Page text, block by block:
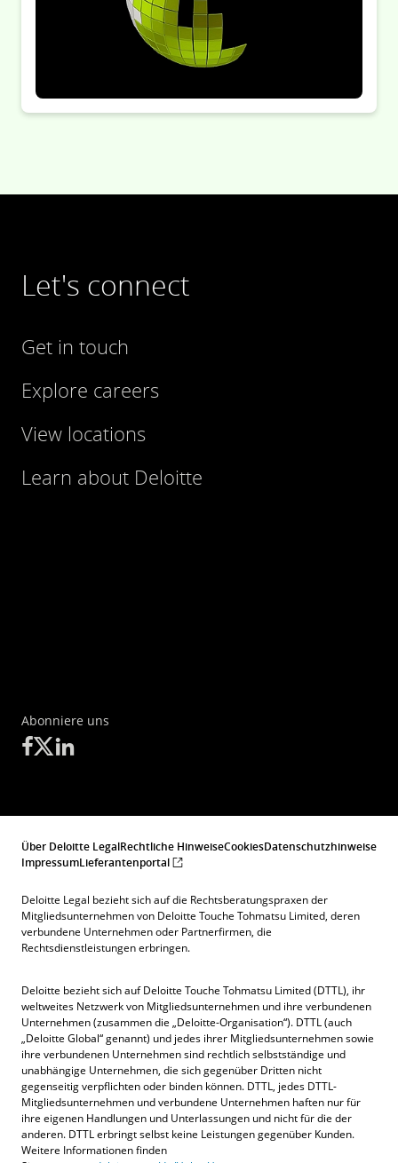
Let's connect
Get in touch
Explore careers
View locations
Learn about Deloitte
Abonniere uns
Über Deloitte LegalRechtliche HinweiseCookiesDatenschutzhinweise
ImpressumLieferantenportal
Deloitte Legal bezieht sich auf die Rechtsberatungspraxen der
Mitgliedsunternehmen von Deloitte Touche Tohmatsu Limited, deren
verbundene Unternehmen oder Partnerfirmen, die
Rechtsdienstleistungen erbringen.
Deloitte bezieht sich auf Deloitte Touche Tohmatsu Limited (DTTL), ihr
weltweites Netzwerk von Mitgliedsunternehmen und ihre verbundenen
Unternehmen (zusammen die „Deloitte-Organisation“). DTTL (auch
„Deloitte Global“ genannt) und jedes ihrer Mitgliedsunternehmen sowie
ihre verbundenen Unternehmen sind rechtlich selbstständige und
unabhängige Unternehmen, die sich gegenüber Dritten nicht
gegenseitig verpflichten oder binden können. DTTL, jedes DTTL-
Mitgliedsunternehmen und verbundene Unternehmen haften nur für
ihre eigenen Handlungen und Unterlassungen und nicht für die der
anderen. DTTL erbringt selbst keine Leistungen gegenüber Kunden.
Weitere Informationen finden